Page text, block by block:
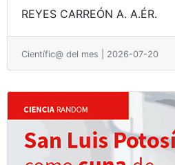
REYES CARREÓN A. A.ÉR.
Científic@ del mes | 2026-07-20